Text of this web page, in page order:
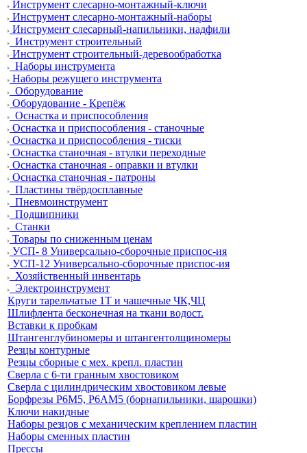
Инструмент слесарно-монтажный-ключи
Инструмент слесарно-монтажный-наборы
Инструмент слесарный-напильники, надфили
Инструмент строительный
Инструмент строительный-деревообработка
Наборы инструмента
Наборы режущего инструмента
Оборудование
Оборудование - Крепёж
Оснастка и приспособления
Оснастка и приспособления - станочные
Оснастка и приспособления - тиски
Оснастка станочная - втулки переходные
Оснастка станочная - оправки и втулки
Оснастка станочная - патроны
Пластины твёрдосплавные
Пневмоинструмент
Подшипники
Станки
Товары по сниженным ценам
УСП- 8 Универсально-сборочные приспос-ия
УСП-12 Универсально-сборочные приспос-ия
Хозяйственный инвентарь
Электроинструмент
Круги тарельчатые 1Т и чашечные ЧК,ЧЦ
Шлифлента бесконечная на ткани водост.
Вставки к пробкам
Штангенглубиномеры и штангентолщиномеры
Резцы контурные
Резцы сборные с мех. крепл. пластин
Сверла с 6-ти гранным хвостовиком
Сверла с цилиндрическим хвостовиком левые
Борфрезы Р6М5, Р6АМ5 (борнапильники, шарошки)
Ключи накидные
Наборы резцов с механическим креплением пластин
Наборы сменных пластин
Прессы